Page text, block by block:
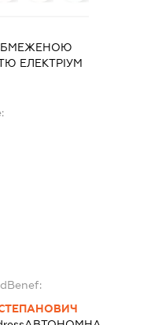
ЕЛЕКТРІУМ